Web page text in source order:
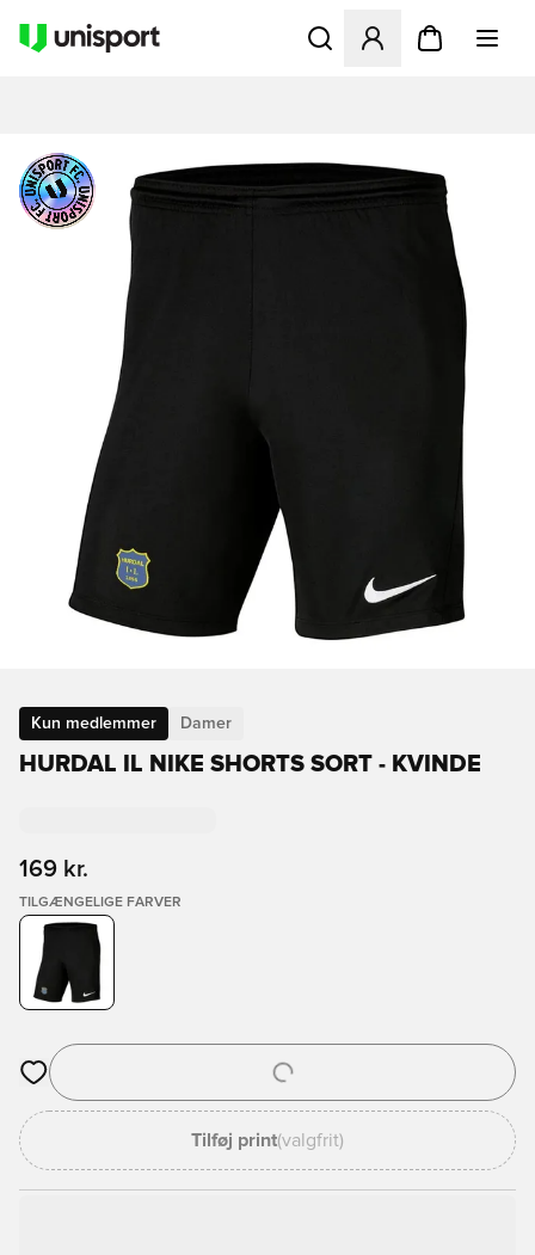
Åbner en Modal til at
Kun medlemmer Damer
HURDAL IL NIKE SHORTS SORT - KVINDE
169 kr.
TILGÆNGELIGE FARVER
Åbner en Modal til at logge ind eller tilmelde dig som medlem
Tilføj print(valgfrit)